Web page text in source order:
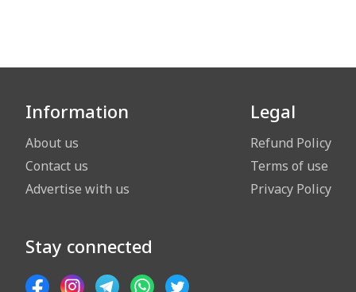
Information
About us
Contact us
Advertise with us
Legal
Refund Policy
Terms of use
Privacy Policy
Stay connected